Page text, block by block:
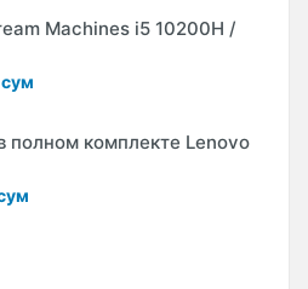
Machines i5 10200H /
полном комплекте Lenovo